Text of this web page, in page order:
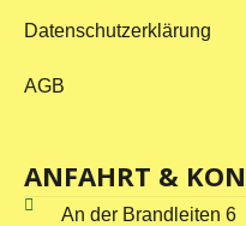
Datenschutzerklärung
AGB
ANFAHRT &
An der Brandleiten 6